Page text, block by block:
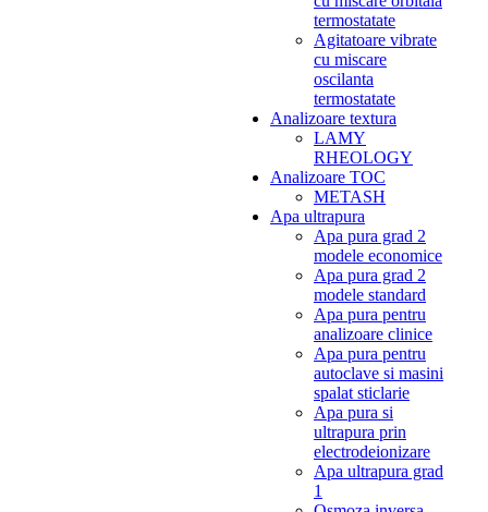
termostatate
Agitatoare vibrate
cu miscare
oscilanta
termostatate
Analizoare textura
LAMY
RHEOLOGY
Analizoare TOC
METASH
Apa ultrapura
Apa pura grad 2
modele economice
Apa pura grad 2
modele standard
Apa pura pentru
analizoare clinice
Apa pura pentru
autoclave si masini
spalat sticlarie
Apa pura si
ultrapura prin
electrodeionizare
Apa ultrapura grad
1